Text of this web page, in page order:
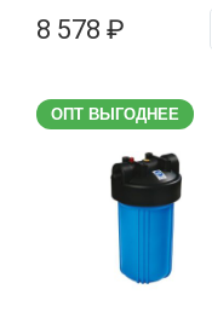
8 578 ₽
ОПТ ВЫГОДНЕЕ